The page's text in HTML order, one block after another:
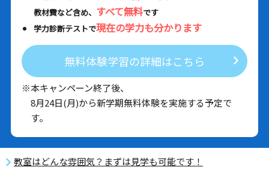
教材費など含め、 すべて無料です
学力診断テストで現在の学力も分かります
無料体験学習の詳細はこちら
※本キャンペーン終了後、
8月24日(月)から新学期無料体験を実施する予定で
す。
教室はどんな雰囲気？まずは見学も可能です！